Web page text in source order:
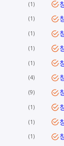
1
1
1
1
1
4
9
1
1
1